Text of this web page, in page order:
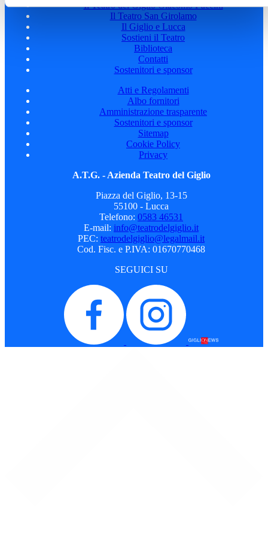
Il Teatro del Giglio Giacomo Puccini
Il Teatro San Girolamo
Il Giglio e Lucca
Sostieni il Teatro
Biblioteca
Contatti
Sostenitori e sponsor
Atti e Regolamenti
Albo fornitori
Amministrazione trasparente
Sostenitori e sponsor
Sitemap
Cookie Policy
Privacy
A.T.G. - Azienda Teatro del Giglio
Piazza del Giglio, 13-15
55100 - Lucca
Telefono: 0583 46531
E-mail: info@teatrodelgiglio.it
PEC: teatrodelgiglio@legalmail.it
Cod. Fisc. e P.IVA: 01670770468
SEGUICI SU